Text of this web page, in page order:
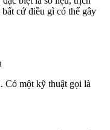
cứ điều gì có thể gây
Có một kỹ thuật gọi là